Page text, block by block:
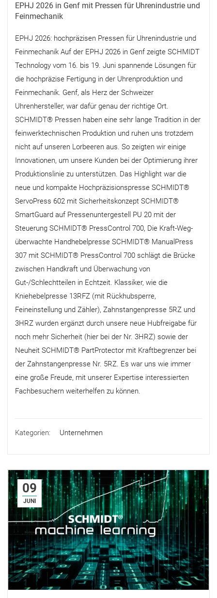
EPHJ 2026 in Genf mit Pressen für Uhrenindustrie und
Feinmechanik
EPHJ 2026: hochpräzisen Pressen für Uhrenindustrie und
Feinmechanik Auf der EPHJ 2026 in Genf zeigte SCHMIDT
Technology vom 16. bis 19. Juni spannende Lösungen für
die hochpräzise Fertigung in der Uhrenproduktion und
Feinmechanik. Genf, als Herz der Schweizer
Uhrenhersteller, war dafür genau der richtige Ort.
SCHMIDT® Pressen haben eine sehr lange Tradition in der
feinwerktechnischen Produktion und ruhen uns trotzdem
nicht auf unseren Lorbeeren aus. So zeigten wir einige
Innovationen, um unsere Kunden bei der Optimierung ihrer
Produktionslinie zu unterstützen. Das Highlight war die
neue und kompakte Hochpräzisionspresse SCHMIDT®
ServoPress 602 mit Sicherheitskonzept SCHMIDT®
SmartGuard auf Pressenuntergestell PU 20 mit der
Steuerung SCHMIDT® PressControl 700, Die Kraft-Weg-
überwachte Handhebelpresse SCHMIDT® ManualPress
307 mit SCHMIDT® PressControl 700 schlägt die Brücke
zwischen Handkraft und Überwachung von
Gut-/Schlechtteilen in Echtzeit. Klassiker, wie die
Kniehebelpresse 13RFZ (mit Rückhubsperre,
Feineinstellung und Zähler), Zahnstangenpresse 5RZ und
3HRZ wurden ergänzt durch unsere neue Hubfreigabe für
noch mehr Sicherheit (hier bei der Nr. 3HRZ) sowie der
Neuheit SCHMIDT® PartProtector mit Kraftbegrenzer bei
der Zahnstangenpresse Nr. 5RZ. Es war uns wie immer
eine große Freude, mit unserer Expertise interessierten
Fachbesuchern weiterhelfen zu können.
Kategorien: Unternehmen
09
JUNI